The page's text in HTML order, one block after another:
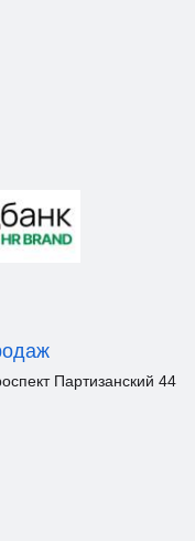
Партизанский 44